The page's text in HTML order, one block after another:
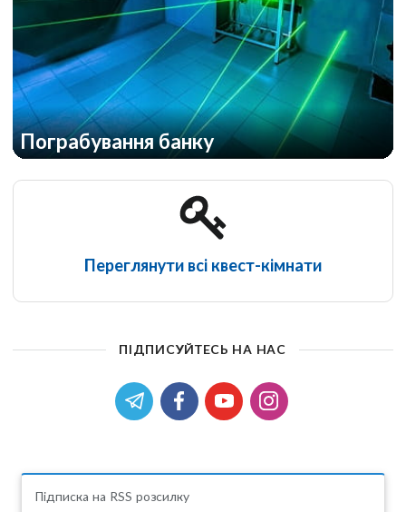
Пограбування банку
Переглянути всі квест-кімнати
ПІДПИСУЙТЕСЬ НА НАС
Підписка на RSS розсилку